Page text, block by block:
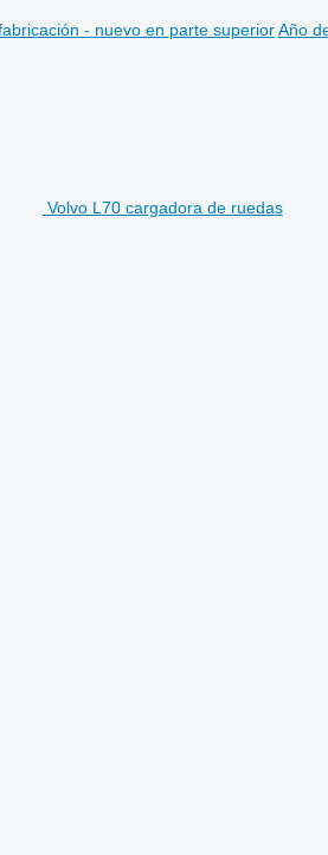
- nuevo en parte superior Año
Volvo L70 cargadora de ruedas